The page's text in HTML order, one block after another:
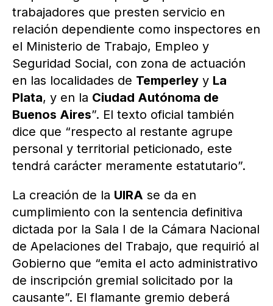
trabajadores que presten servicio en
relación dependiente como inspectores en
el Ministerio de Trabajo, Empleo y
Seguridad Social, con zona de actuación
en las localidades de Temperley y La
Plata, y en la Ciudad Autónoma de
Buenos Aires”. El texto oficial también
dice que “respecto al restante agrupe
personal y territorial peticionado, este
tendrá carácter meramente estatutario”.
La creación de la UIRA se da en
cumplimiento con la sentencia definitiva
dictada por la Sala I de la Cámara Nacional
de Apelaciones del Trabajo, que requirió al
Gobierno que “emita el acto administrativo
de inscripción gremial solicitado por la
causante”. El flamante gremio deberá